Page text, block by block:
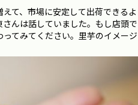
えて、市場に安定して出荷できるよ
んは話していました。もし店頭で
てみてください。里芋のイメージ